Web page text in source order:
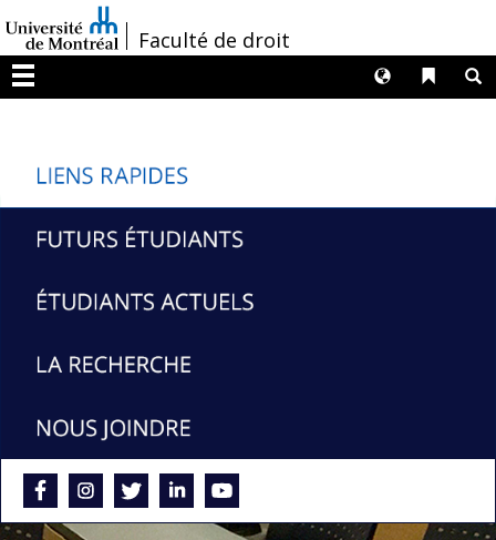
au
contenu
/Faculté de droit
Menu
Liens
Langues